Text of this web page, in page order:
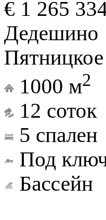
€ 1 265
Дедешино
1000 м2
12 соток
5 спален
Под
Бассейн